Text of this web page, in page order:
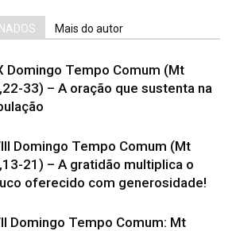
Mais do autor
Domingo Tempo Comum (Mt
33) – A oração que sustenta na
Domingo Tempo Comum (Mt
21) – A gratidão multiplica o
oferecido com generosidade!
Domingo Tempo Comum: Mt